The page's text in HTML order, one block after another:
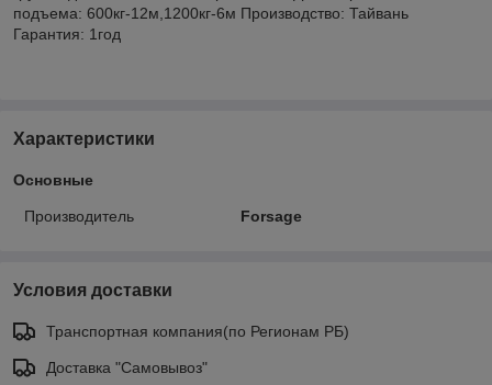
подъема: 600кг-12м,1200кг-6м Производство: Тайвань
Гарантия: 1год
Характеристики
Основные
Производитель Forsage
Условия доставки
Транспортная компания(по Регионам РБ)
Доставка "Самовывоз"